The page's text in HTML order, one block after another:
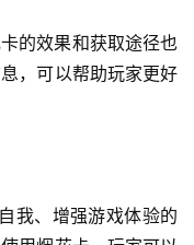
的效果和获取途径也
，可以帮助玩家更好
我、增强游戏体验的